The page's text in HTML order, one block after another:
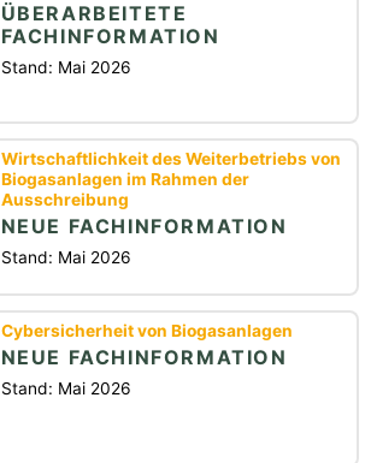
ÜBERARBEITETE
FACHINFORMATION
Stand: Mai 2026
Wirtschaftlichkeit des Weiterbetriebs von
Biogasanlagen im Rahmen der
Ausschreibung
NEUE FACHINFORMATION
Stand: Mai 2026
Cybersicherheit von Biogasanlagen
NEUE FACHINFORMATION
Stand: Mai 2026